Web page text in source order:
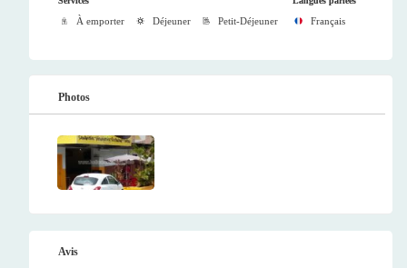
À emporter Déjeuner Petit-Déjeuner Français
Photos
Avis